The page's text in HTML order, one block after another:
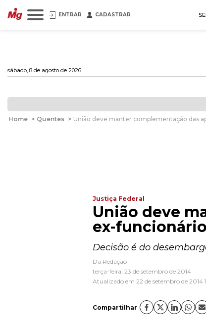
ENTRAR CADASTRAR
sábado, 8 de agosto de 2026
Home > Quentes > União deve manter complementação das
Justiça Federal
União deve
ex-
Decisão é do
Da Redação
terça-feira, 23 de setembro de 2014
Atualizado em 22 de setembro de 2014
Compartilhar